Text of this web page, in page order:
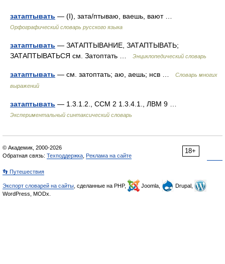
затаптывать — (I), зата/птываю, ваешь, вают …
Орфографический словарь русского языка
затаптывать — ЗАТАПТЫВАНИЕ, ЗАТАПТЫВАТЬ;
ЗАТАПТЫВАТЬСЯ см. Затоптать …
Энциклопедический словарь
затаптывать — см. затоптать; аю, аешь; нсв …
Словарь многих
выражений
затаптывать — 1.3.1.2., ССМ 2 1.3.4.1., ЛВМ 9 …
Экспериментальный синтаксический словарь
18+
© Академик, 2000-2026
Обратная связь: Техподдержка Реклама на сайте
👣 Путешествия
Экспорт словарей на сайты , сделанные на PHP, Joomla,
Drupal,
WordPress, MODx.